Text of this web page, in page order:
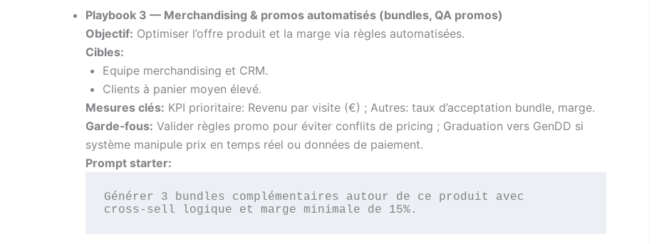
Playbook 3 — Merchandising & promos automatisés (bundles, QA promos)
Objectif: Optimiser l’offre produit et la marge via règles automatisées.
Cibles:
Equipe merchandising et CRM.
Clients à panier moyen élevé.
Mesures clés: KPI prioritaire: Revenu par visite (€) ; Autres: taux d’acceptation bundle, marge.
Garde‑fous: Valider règles promo pour éviter conflits de pricing ; Graduation vers GenDD si
système manipule prix en temps réel ou données de paiement.
Prompt starter:
Générer 3 bundles complémentaires autour de ce produit avec
cross‑sell logique et marge minimale de 15%.